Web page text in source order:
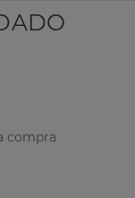
compra